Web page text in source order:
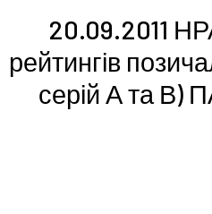
20.09.2011
рейтингів
серій А та В)